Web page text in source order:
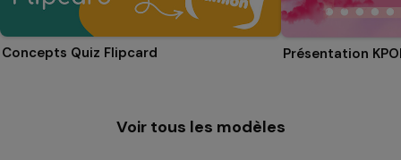
Concepts Quiz Flipcard Présentation
Voir tous les modèles